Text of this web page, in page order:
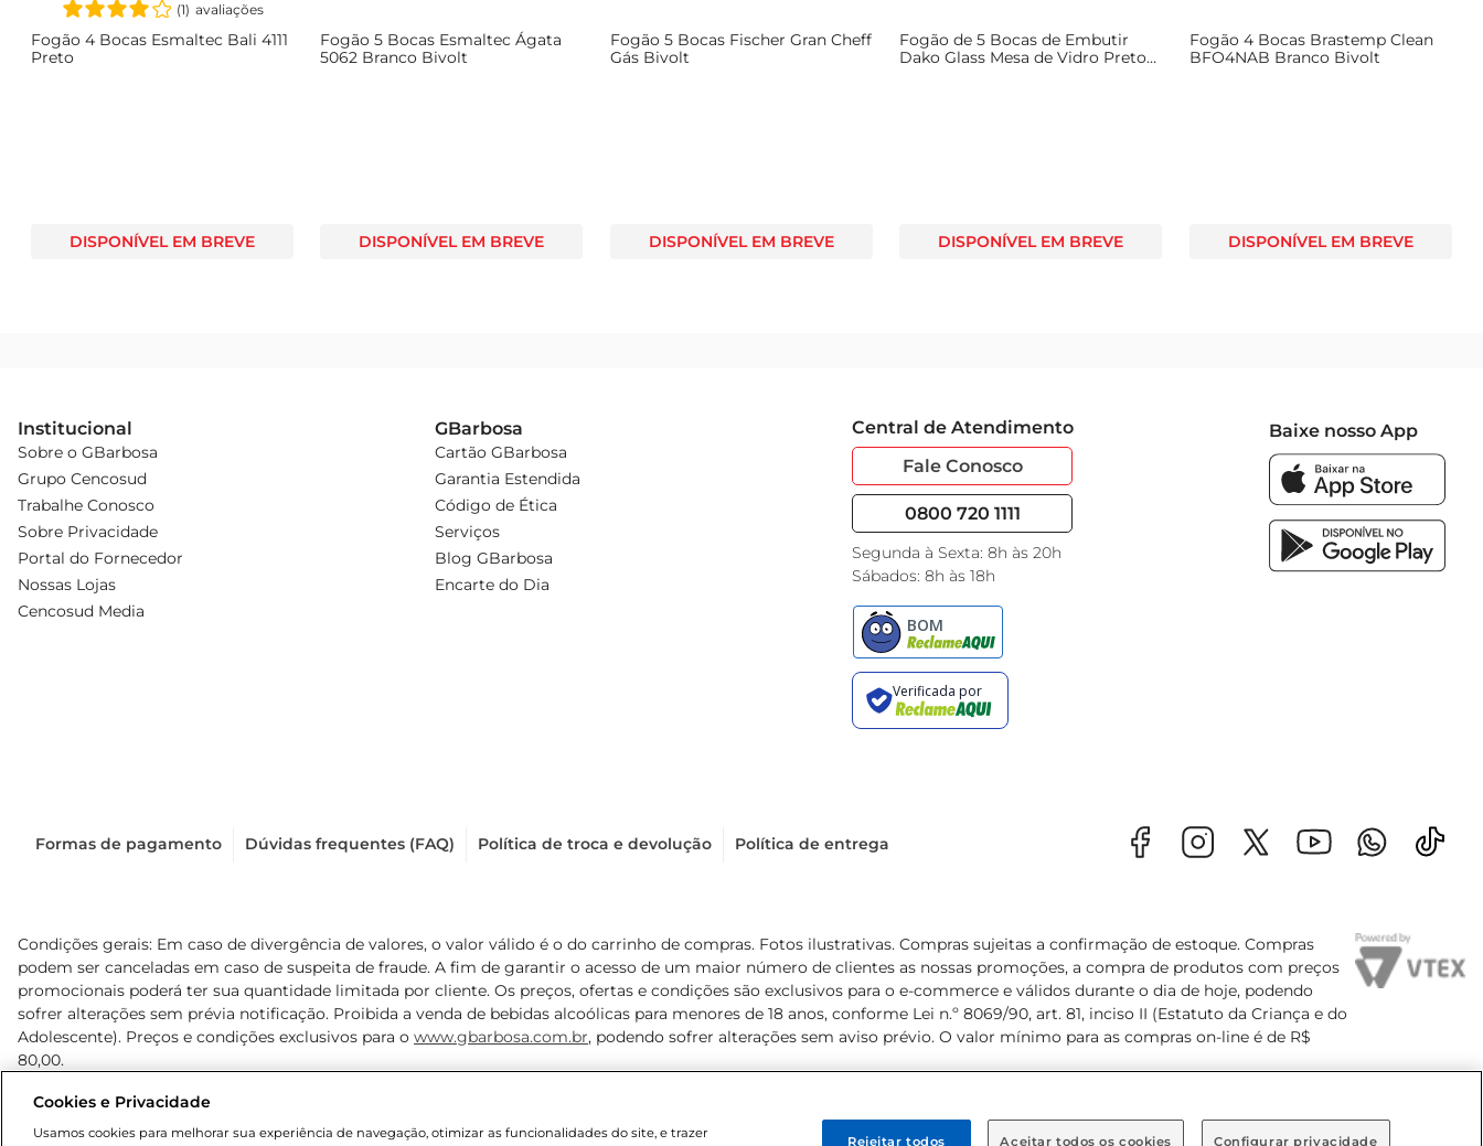
★ ★★ ★ ☆
(1)
Fogão 4 Bocas Esmaltec Bali 4111
Preto
DISPONÍVEL EM BREVE
Fogão 5 Bocas Esmaltec Ágata
5062 Branco Bivolt
DISPONÍVEL EM BREVE
Fogão 5 Bocas Fischer Gran Cheff
Gás Bivolt
DISPONÍVEL EM BREVE
Fogão de 5 Bocas de Embutir
Dako Glass Mesa de Vidro Preto
DISPONÍVEL EM BREVE
Fogão 4 Bocas Brastemp Clean
BFO4NAB Branco Bivolt
DISPONÍVEL EM BREVE
Institucional
Sobre o GBarbosa
Grupo Cencosud
Trabalhe Conosco
Sobre Privacidade
Portal do Fornecedor
Nossas Lojas
Cencosud Media
GBarbosa
Cartão GBarbosa
Garantia Estendida
Código de Ética
Serviços
Blog GBarbosa
Encarte do Dia
Central de Atendimento
Fale Conosco
0800 720 1111
Segunda à Sexta: 8h às 20h
Sábados: 8h às 18h
Baixe nosso App
Formas de pagamento Dúvidas frequentes (FAQ) Política de troca e devolução Política de entrega
Condições gerais: Em caso de divergência de valores, o valor válido é o do carrinho de compras. Fotos ilustrativas. Compras sujeitas a confirmação de estoque. Compras
podem ser canceladas em caso de suspeita de fraude. A fim de garantir o acesso de um maior número de clientes as nossas promoções, a compra de produtos com preços
promocionais poderá ter sua quantidade limitada por cliente. Os preços, ofertas e condições são exclusivos para o e-commerce e válidos durante o dia de hoje, podendo
sofrer alterações sem prévia notificação. Proibida a venda de bebidas alcoólicas para menores de 18 anos, conforme Lei n.º 8069/90, art. 81, inciso II (Estatuto da Criança e do
Adolescente). Preços e condições exclusivos para o www.gbarbosa.com.br, podendo sofrer alterações sem aviso prévio. O valor mínimo para as compras on-line é de R$
80,00.
Cookies e Privacidade
Usamos cookies para melhorar sua experiência de navegação, otimizar as funcionalidades do site, e trazer
Configurar privacidade
Rejeitar todos Aceitar todos os cookies